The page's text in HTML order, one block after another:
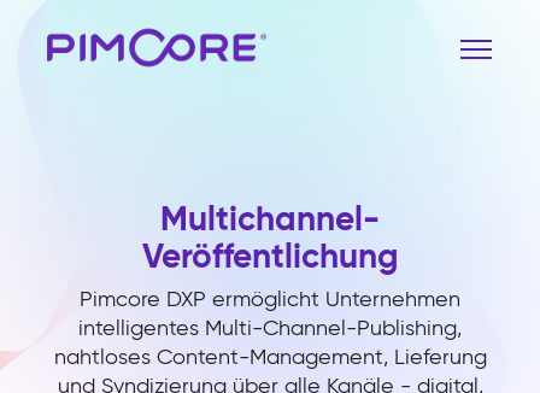
Multichannel-
Veröffentlichung
Pimcore DXP ermöglicht Unternehmen
intelligentes Multi-Channel-Publishing,
nahtloses Content-Management, Lieferung
und Syndizierung über alle Kanäle - digital,